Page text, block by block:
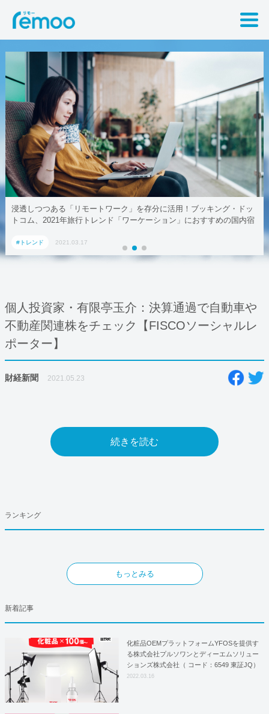
ング・ドッ
の国内宿
テレワークでも取引先に贈れる「リモート手土産」、
#トレンド
個人投資家・有限亭玉介：決算通過で自動車や
不動産関連株をチェック【FISCOソーシャルレ
ポーター】
財経新聞 2021.05.23
続きを読む
ランキング
もっとみる
新着記事
化粧品OEMプラットフォームYFOSを提供す
る株式会社プルソワンとディーエムソリュー
ションズ株式会社（ コード：6549 東証JQ）
はYFOSにおけるロジスティクスパートナー
2022.03.16